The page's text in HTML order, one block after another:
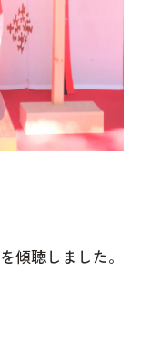
傾聴しました。